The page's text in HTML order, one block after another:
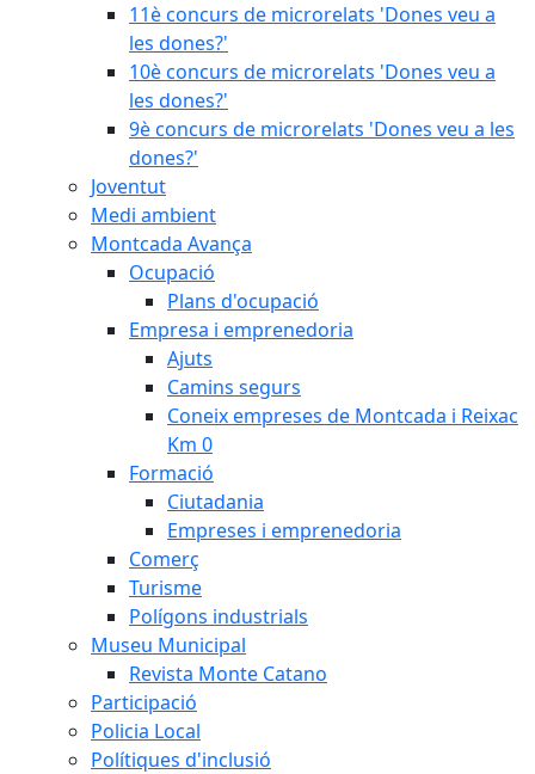
11è concurs de microrelats 'Dones veu a
les dones?'
10è concurs de microrelats 'Dones veu a
les dones?'
9è concurs de microrelats 'Dones veu a les
dones?'
Joventut
Medi ambient
Montcada Avança
Ocupació
Plans d'ocupació
Empresa i emprenedoria
Ajuts
Camins segurs
Coneix empreses de Montcada i Reixac
Km 0
Formació
Ciutadania
Empreses i emprenedoria
Comerç
Turisme
Polígons industrials
Museu Municipal
Revista Monte Catano
Participació
Policia Local
Polítiques d'inclusió